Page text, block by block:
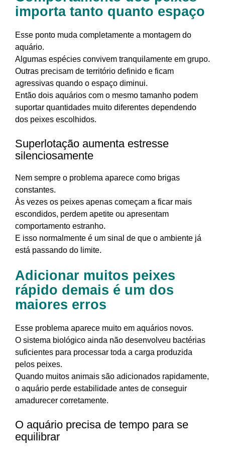
importa tanto quanto espaço
Esse ponto muda completamente a montagem do
aquário.
Algumas espécies convivem tranquilamente em grupo.
Outras precisam de território definido e ficam
agressivas quando o espaço diminui.
Então dois aquários com o mesmo tamanho podem
suportar quantidades muito diferentes dependendo
dos peixes escolhidos.
Superlotação aumenta estresse
silenciosamente
Nem sempre o problema aparece como brigas
constantes.
Às vezes os peixes apenas começam a ficar mais
escondidos, perdem apetite ou apresentam
comportamento estranho.
E isso normalmente é um sinal de que o ambiente já
está passando do limite.
Adicionar muitos peixes
rápido demais é um dos
maiores erros
Esse problema aparece muito em aquários novos.
O sistema biológico ainda não desenvolveu bactérias
suficientes para processar toda a carga produzida
pelos peixes.
Quando muitos animais são adicionados rapidamente,
o aquário perde estabilidade antes de conseguir
amadurecer corretamente.
O aquário precisa de tempo para se
equilibrar